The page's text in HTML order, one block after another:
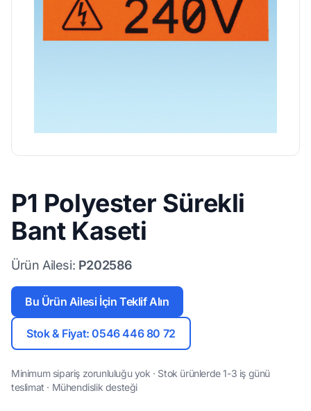
P1 Polyester Sürekli
Bant Kaseti
Ürün Ailesi: P202586
Bu Ürün Ailesi İçin Teklif Alın
Stok & Fiyat: 0546 446 80 72
Minimum sipariş zorunluluğu yok · Stok ürünlerde 1-3 iş günü
teslimat · Mühendislik desteği